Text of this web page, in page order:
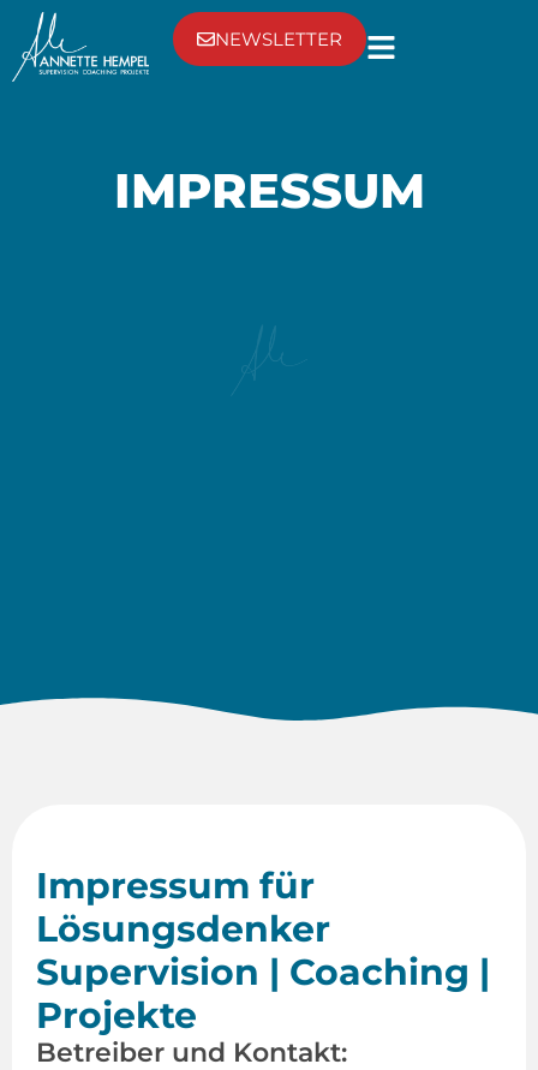
NEWSLETTER
IMPRESSUM
Impressum für
Lösungsdenker
Supervision | Coaching |
Projekte
Betreiber und Kontakt: